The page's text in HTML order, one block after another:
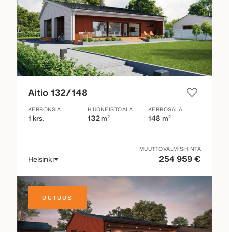
Aitio 132/148
KERROKSIA
1 krs.
HUONEISTOALA
132 m²
KERROSALA
148 m²
Helsinki
MUUTTOVALMISHINTA
254 959 €
UUTUUS